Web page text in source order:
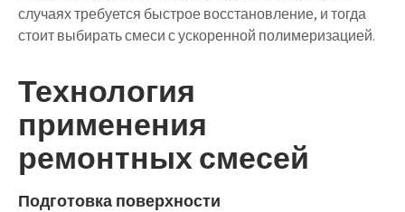
случаях требуется быстрое восстановление, и тогда
стоит выбирать смеси с ускоренной полимеризацией.
Технология
применения
ремонтных смесей
Подготовка поверхности